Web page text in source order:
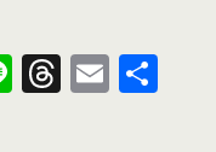
Li T E